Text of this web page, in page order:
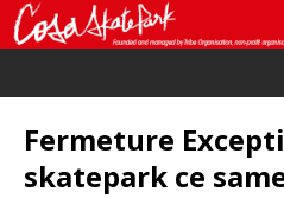
Fermeture
skatepark ce